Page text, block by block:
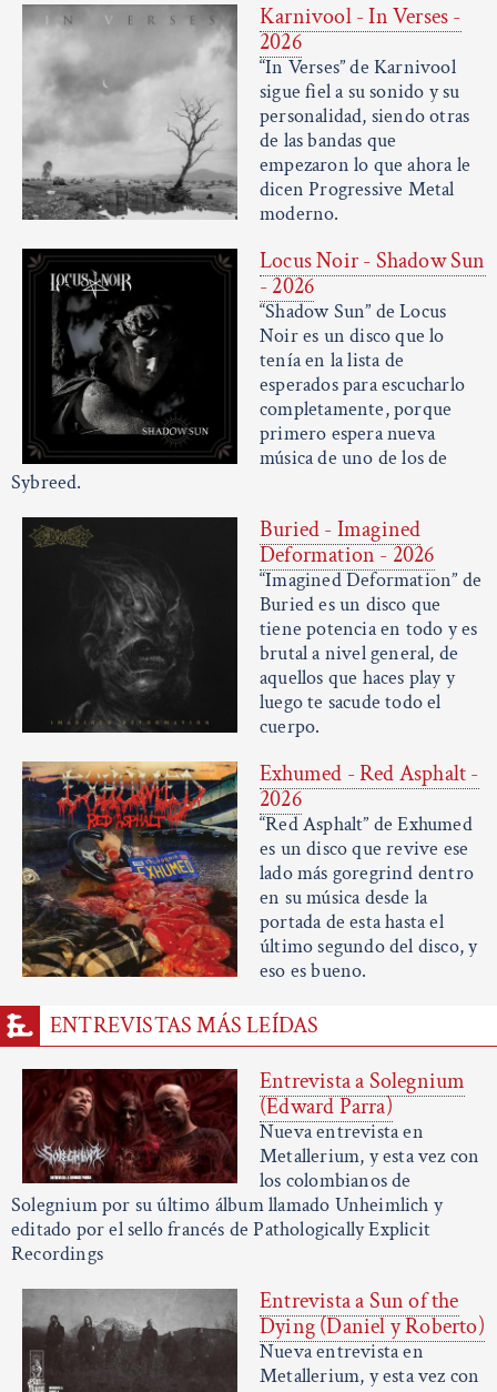
Karnivool - In Verses -
2026
“In Verses” de Karnivool
sigue fiel a su sonido y su
personalidad, siendo otras
de las bandas que
empezaron lo que ahora le
dicen Progressive Metal
moderno.
Locus Noir - Shadow Sun
- 2026
“Shadow Sun” de Locus
Noir es un disco que lo
tenía en la lista de
esperados para escucharlo
completamente, porque
primero espera nueva
música de uno de los de
Sybreed.
Buried - Imagined
Deformation - 2026
“Imagined Deformation” de
Buried es un disco que
tiene potencia en todo y es
brutal a nivel general, de
aquellos que haces play y
luego te sacude todo el
cuerpo.
Exhumed - Red Asphalt -
2026
“Red Asphalt” de Exhumed
es un disco que revive ese
lado más goregrind dentro
en su música desde la
portada de esta hasta el
último segundo del disco, y
eso es bueno.
ENTREVISTAS MÁS LEÍDAS
Entrevista a Solegnium
(Edward Parra)
Nueva entrevista en
Metallerium, y esta vez con
los colombianos de
Solegnium por su último álbum llamado Unheimlich y
editado por el sello francés de Pathologically Explicit
Recordings
Entrevista a Sun of the
Dying (Daniel y Roberto)
Nueva entrevista en
Metallerium, y esta vez con